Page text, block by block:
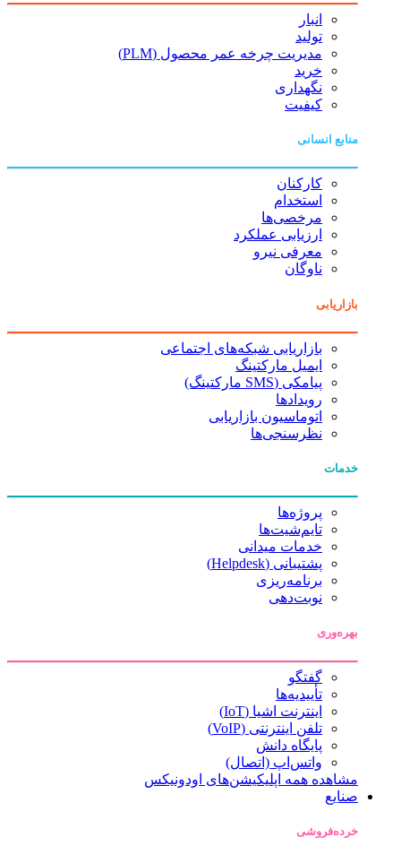
انبار
تولید
مدیریت چرخه عمر محصول (PLM)
خرید
نگهداری
کیفیت
منابع انسانی
کارکنان
استخدام
مرخصی‌ها
ارزیابی عملکرد
معرفی نیرو
ناوگان
بازاریابی
بازاریابی شبکه‌های اجتماعی
ایمیل مارکتینگ
پیامکی (SMS مارکتینگ)
رویدادها
اتوماسیون بازاریابی
نظرسنجی‌ها
خدمات
پروژه‌ها
تایم‌شیت‌ها
خدمات میدانی
پشتیبانی (Helpdesk)
برنامه‌ریزی
نوبت‌دهی
بهره‌وری
گفتگو
تأییدیه‌ها
اینترنت اشیا (IoT)
تلفن اینترنتی (VoIP)
پایگاه دانش
واتس‌اپ (اتصال)
مشاهده همه اپلیکیشن‌های اودونیکس
صنایع
خرده‌فروشی